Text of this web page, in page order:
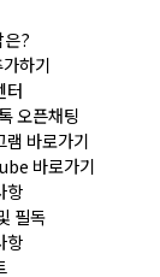
은?
가하기
터
오픈채팅
바로가기
바로가기
항
필독
항